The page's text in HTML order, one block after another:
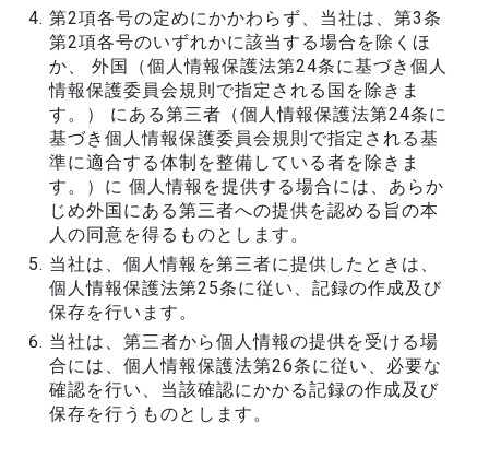
第2項各号の定めにかかわらず、当社は、第3条
第2項各号のいずれかに該当する場合を除くほ
か、 外国（個人情報保護法第24条に基づき個人
情報保護委員会規則で指定される国を除きま
す。） にある第三者（個人情報保護法第24条に
基づき個人情報保護委員会規則で指定される基
準に適合する体制を整備している者を除きま
す。）に 個人情報を提供する場合には、あらか
じめ外国にある第三者への提供を認める旨の本
人の同意を得るものとします。
当社は、個人情報を第三者に提供したときは、
個人情報保護法第25条に従い、記録の作成及び
保存を行います。
当社は、第三者から個人情報の提供を受ける場
合には、個人情報保護法第26条に従い、必要な
確認を行い、当該確認にかかる記録の作成及び
保存を行うものとします。